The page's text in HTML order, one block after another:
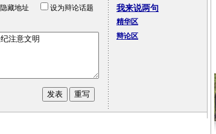
隐藏地址
设为辩论话题
我来说两句
精华区
辩论区